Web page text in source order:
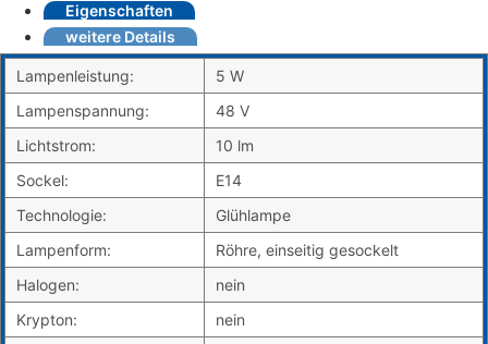
Eigenschaften
weitere Details
Lampenleistung:
5 W
Lampenspannung:
48 V
Lichtstrom:
10 lm
Sockel:
E14
Technologie:
Glühlampe
Lampenform:
Röhre, einseitig gesockelt
Halogen:
nein
Krypton:
nein